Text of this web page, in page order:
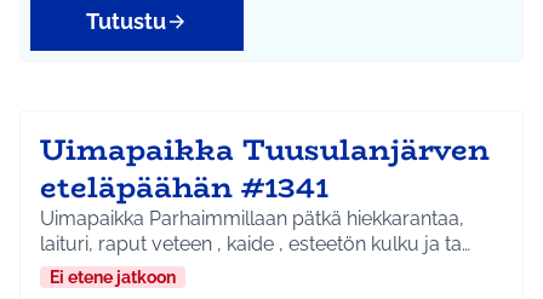
Tutustu
Uimapaikka Tuusulanjärven
eteläpäähän #1341
Uimapaikka Parhaimmillaan pätkä hiekkarantaa,
laituri, raput veteen , kaide , esteetön kulku ja ta…
Ei etene jatkoon